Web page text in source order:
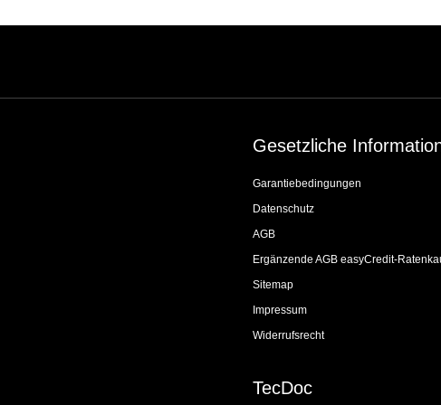
Gesetzliche
Garantiebedingungen
Datenschutz
AGB
Ergänzende AGB easyCredit-
Sitemap
Impressum
Widerrufsrecht
TecDoc